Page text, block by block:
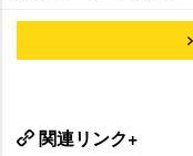
関連リンク+